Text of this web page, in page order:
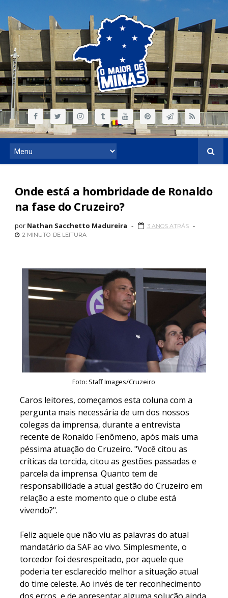
Onde está a hombridade de Ronaldo
na fase do Cruzeiro?
por Nathan Sacchetto Madureira
3 ANOS ATRÁS
2 MINUTO DE LEITURA
Foto: Staff Images/Cruzeiro
Caros leitores, começamos esta coluna com a
pergunta mais necessária de um dos nossos
colegas da imprensa, durante a entrevista
recente de Ronaldo Fenômeno, após mais uma
péssima atuação do Cruzeiro. "Você citou as
críticas da torcida, citou as gestões passadas e
parcela da imprensa. Quanto tem de
responsabilidade a atual gestão do Cruzeiro em
relação a este momento que o clube está
vivendo?".
Feliz aquele que não viu as palavras do atual
mandatário da SAF ao vivo. Simplesmente, o
torcedor foi desrespeitado, por aquele que
poderia ter esclarecido melhor a situação atual
do time celeste. Ao invés de ter reconhecimento